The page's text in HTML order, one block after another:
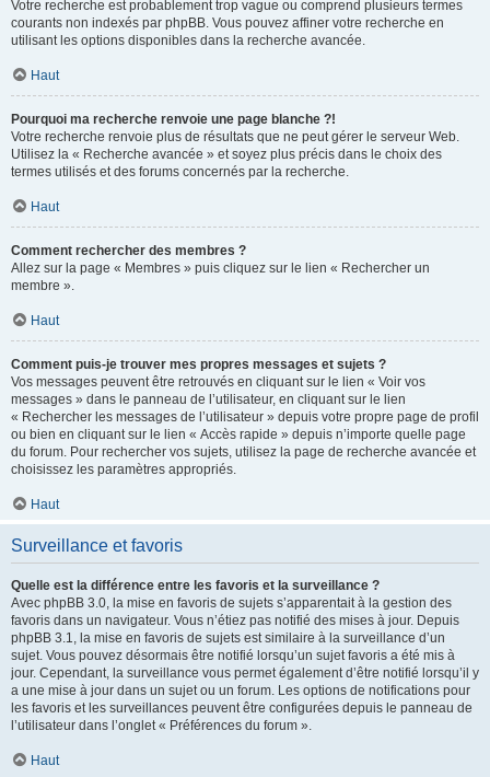
Votre recherche est probablement trop vague ou comprend plusieurs termes
courants non indexés par phpBB. Vous pouvez affiner votre recherche en
utilisant les options disponibles dans la recherche avancée.
Haut
Pourquoi ma recherche renvoie une page blanche ?!
Votre recherche renvoie plus de résultats que ne peut gérer le serveur Web.
Utilisez la « Recherche avancée » et soyez plus précis dans le choix des
termes utilisés et des forums concernés par la recherche.
Haut
Comment rechercher des membres ?
Allez sur la page « Membres » puis cliquez sur le lien « Rechercher un
membre ».
Haut
Comment puis-je trouver mes propres messages et sujets ?
Vos messages peuvent être retrouvés en cliquant sur le lien « Voir vos
messages » dans le panneau de l’utilisateur, en cliquant sur le lien
« Rechercher les messages de l’utilisateur » depuis votre propre page de profil
ou bien en cliquant sur le lien « Accès rapide » depuis n’importe quelle page
du forum. Pour rechercher vos sujets, utilisez la page de recherche avancée et
choisissez les paramètres appropriés.
Haut
Surveillance et favoris
Quelle est la différence entre les favoris et la surveillance ?
Avec phpBB 3.0, la mise en favoris de sujets s’apparentait à la gestion des
favoris dans un navigateur. Vous n’étiez pas notifié des mises à jour. Depuis
phpBB 3.1, la mise en favoris de sujets est similaire à la surveillance d’un
sujet. Vous pouvez désormais être notifié lorsqu’un sujet favoris a été mis à
jour. Cependant, la surveillance vous permet également d’être notifié lorsqu’il y
a une mise à jour dans un sujet ou un forum. Les options de notifications pour
les favoris et les surveillances peuvent être configurées depuis le panneau de
l’utilisateur dans l’onglet « Préférences du forum ».
Haut